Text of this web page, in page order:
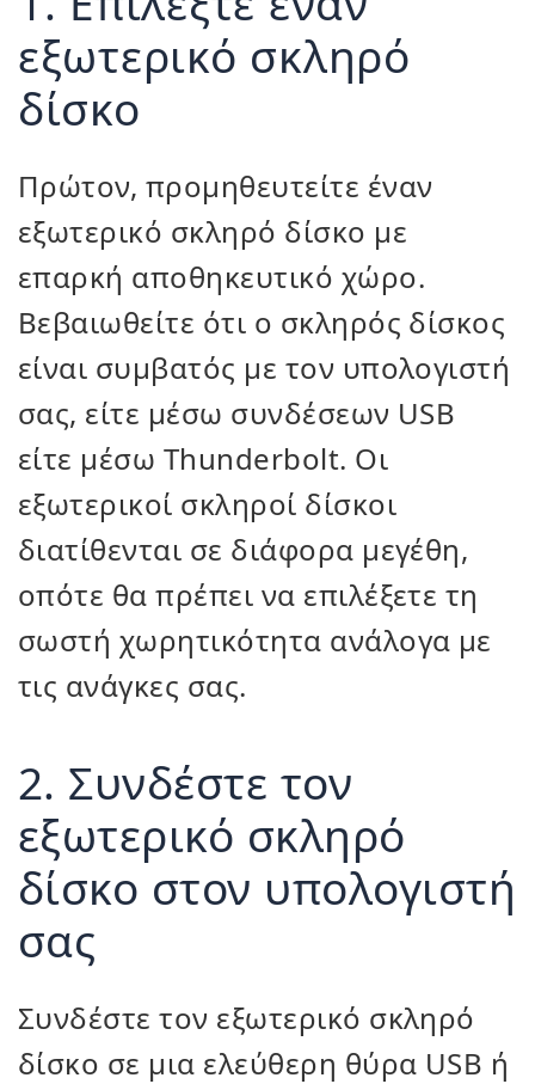
εξωτερικό σκληρό
δίσκο
Πρώτον, προμηθευτείτε έναν
εξωτερικό σκληρό δίσκο με
επαρκή αποθηκευτικό χώρο.
Βεβαιωθείτε ότι ο σκληρός δίσκος
είναι συμβατός με τον υπολογιστή
σας, είτε μέσω συνδέσεων USB
είτε μέσω Thunderbolt. Οι
εξωτερικοί σκληροί δίσκοι
διατίθενται σε διάφορα μεγέθη,
οπότε θα πρέπει να επιλέξετε τη
σωστή χωρητικότητα ανάλογα με
τις ανάγκες σας.
2. Συνδέστε τον
εξωτερικό σκληρό
δίσκο στον υπολογιστή
σας
Συνδέστε τον εξωτερικό σκληρό
δίσκο σε μια ελεύθερη θύρα USB ή